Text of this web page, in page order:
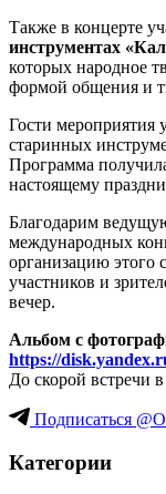
Также в концерте
инструментах
которых народное
формой общения и
Гости мероприятия
старинных
Программа
настоящему
Благодарим
международных
организацию этого
участников и
вечер.
Альбом с
https://
До скорой встречи
Подписаться
Категории